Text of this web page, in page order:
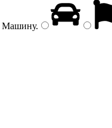
Машину.